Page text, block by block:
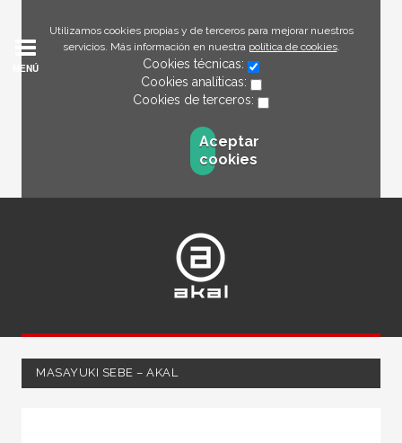
Utilizamos cookies propias y de terceros para mejorar nuestros
servicios. Más información en nuestra política de cookies.
Cookies técnicas:
Cookies analíticas:
Cookies de terceros:
Aceptar
cookies
MENÚ
MASAYUKI SEBE – AKAL